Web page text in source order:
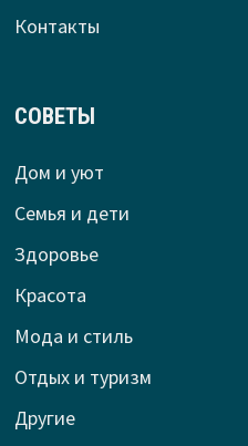
Контакты
СОВЕТЫ
Дом и уют
Семья и дети
Здоровье
Красота
Мода и стиль
Отдых и туризм
Другие